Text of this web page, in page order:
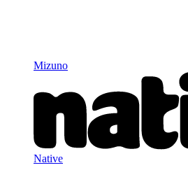
Mizuno
Native